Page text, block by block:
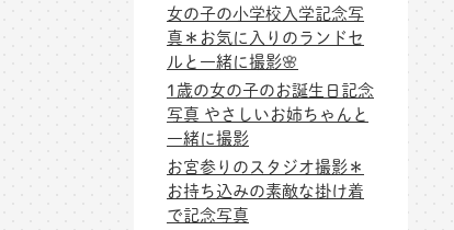
女の子の小学校入学記念写
真＊お気に入りのランドセ
ルと一緒に撮影🌸
1歳の女の子のお誕生日記念
写真 やさしいお姉ちゃんと
一緒に撮影
お宮参りのスタジオ撮影＊
お持ち込みの素敵な掛け着
で記念写真